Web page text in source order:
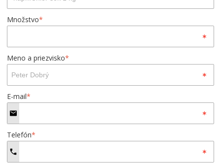
Množstvo*
Meno a priezvisko*
E-mail*
Telefón*